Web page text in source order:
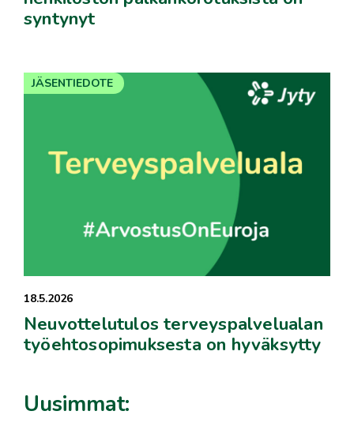
syntynyt
18.5.2026
Neuvottelutulos terveyspalvelualan
työehtosopimuksesta on hyväksytty
JÄSENTIEDOTE
Uusimmat: